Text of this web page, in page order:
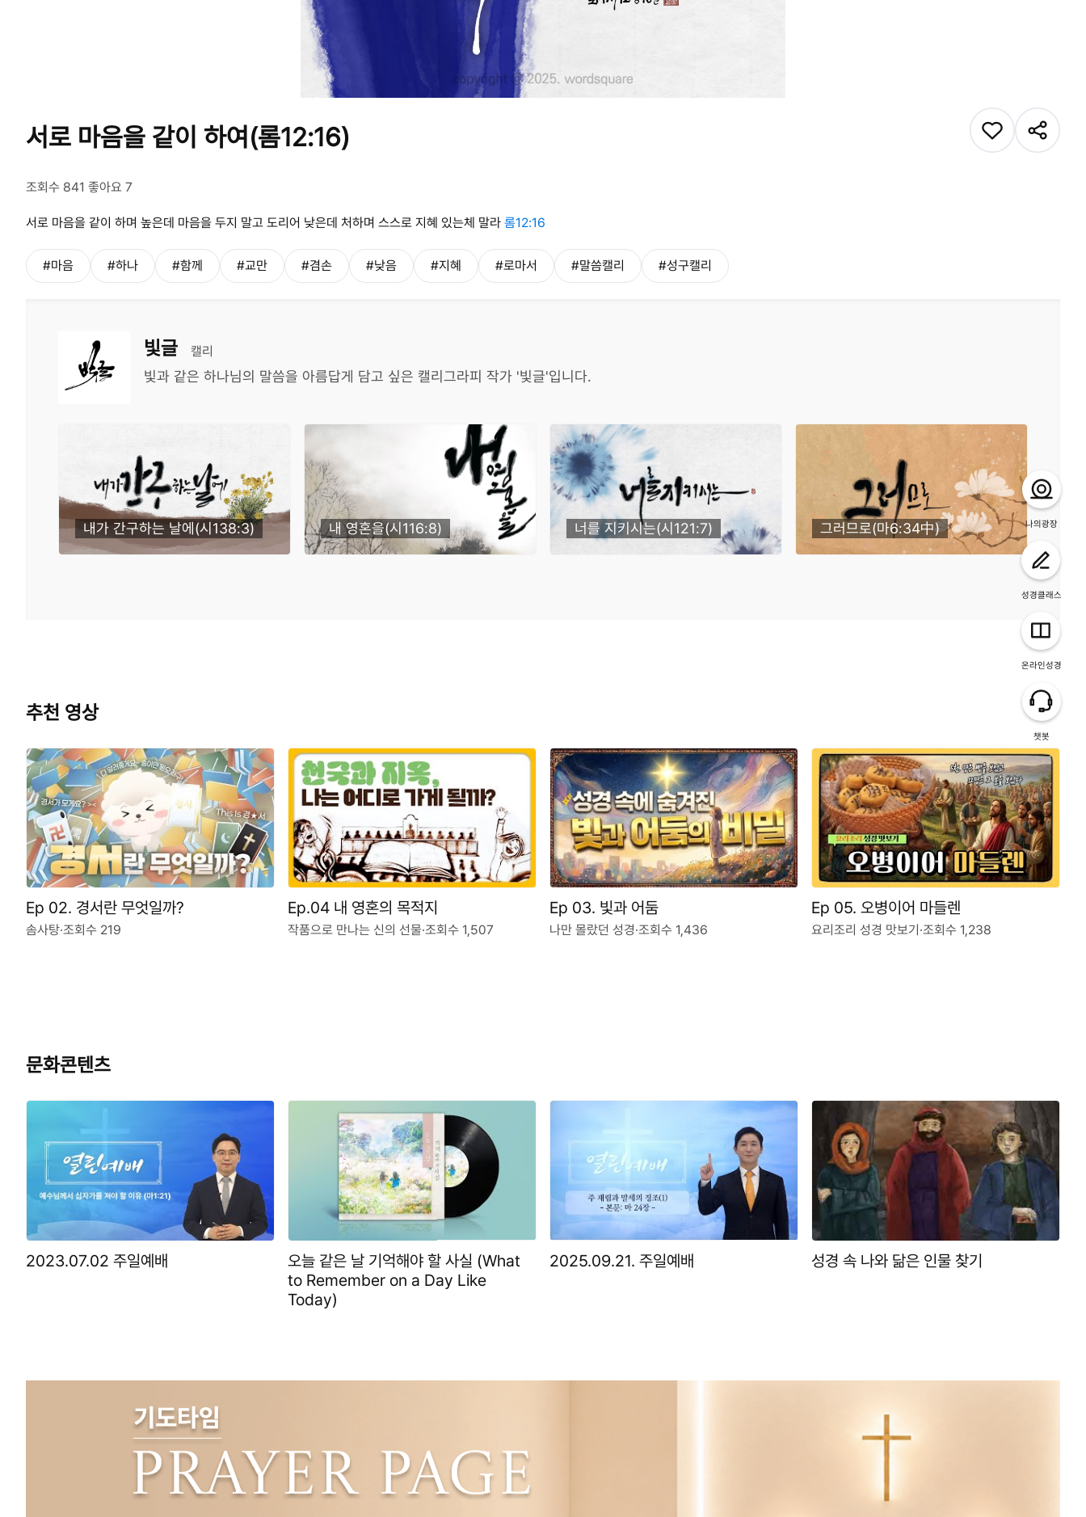
서로 마음을 같이 하여(롬12:16)
조회수 841 좋아요 7
서로 마음을 같이 하며 높은데 마음을 두지 말고 도리어 낮은데 처하며 스스로 지혜 있는체 말라 롬12:16
#마음 #하나 #함께 #교만 #겸손 #낮음 #지혜 #로마서 #말씀캘리 #성구캘리
빛글 캘리
빛과 같은 하나님의 말씀을 아름답게 담고 싶은 캘리그라피 작가 '빛글'입니다.
내가 간구하는 날에(시138:3) 내 영혼을(시116:8) 너를 지키시는(시121:7) 그러므로(마6:34中) 은사
추천 영상
Ep 02. 경서란 무엇일까?
솜사탕·조회수 219
Ep.04 내 영혼의 목적지
작품으로 만나는 신의 선물·조회수 1,507
Ep 03. 빛과 어둠
나만 몰랐던 성경·조회수 1,436
Ep 05. 오병이어 마들렌
요리조리 성경 맛보기 ·조회수 1,238
문화콘텐츠
2023.07.02 주일예배
오늘 같은 날 기억해야 할 사실 (What
to Remember on a Day Like
Today)
2025.09.21. 주일예배 성경 속 나와 닮은 인물 찾기
나의광장
성경클래스
온라인성경
챗봇